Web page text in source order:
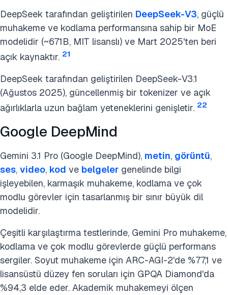
DeepSeek tarafından geliştirilen DeepSeek-V3, güçlü
muhakeme ve kodlama performansına sahip bir MoE
modelidir (~671B, MIT lisanslı) ve Mart 2025'ten beri
açık kaynaktır. 21
DeepSeek tarafından geliştirilen DeepSeek-V3.1
(Ağustos 2025), güncellenmiş bir tokenizer ve açık
ağırlıklarla uzun bağlam yeteneklerini genişletir. 22
Google DeepMind
Gemini 3.1 Pro (Google DeepMind), metin, görüntü,
ses, video, kod ve belgeler genelinde bilgi
işleyebilen, karmaşık muhakeme, kodlama ve çok
modlu görevler için tasarlanmış bir sınır büyük dil
modelidir.
Çeşitli karşılaştırma testlerinde, Gemini Pro muhakeme,
kodlama ve çok modlu görevlerde güçlü performans
sergiler. Soyut muhakeme için ARC-AGI-2'de %77,1 ve
lisansüstü düzey fen soruları için GPQA Diamond'da
%94,3 elde eder. Akademik muhakemeyi ölçen